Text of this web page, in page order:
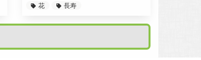
花
長寿